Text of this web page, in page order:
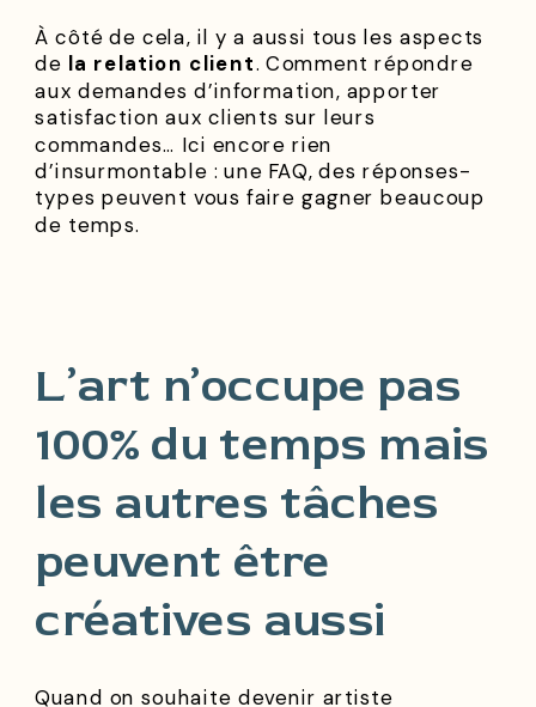
À côté de cela, il y a aussi tous les aspects
de la relation client. Comment répondre
aux demandes d’information, apporter
satisfaction aux clients sur leurs
commandes… Ici encore rien
d’insurmontable : une FAQ, des réponses-
types peuvent vous faire gagner beaucoup
de temps.
L’art n’occupe pas
100% du temps mais
les autres tâches
peuvent être
créatives aussi
Quand on souhaite devenir artiste